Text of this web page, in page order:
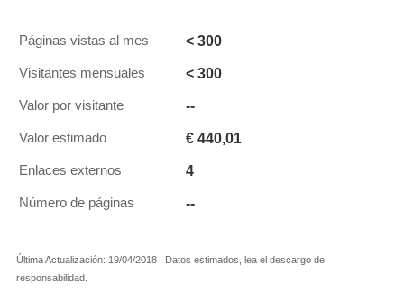
Páginas vistas al mes < 300
Visitantes mensuales < 300
Valor por visitante --
Valor estimado € 440,01
Enlaces externos 4
Número de páginas --
Última Actualización: 19/04/2018 . Datos estimados, lea el descargo de
responsabilidad.